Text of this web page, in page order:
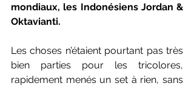
mondiaux, les Indonésiens Jordan &
Oktavianti.
Les choses n’étaient pourtant pas très
bien parties pour les tricolores,
rapidement menés un set à rien, sans